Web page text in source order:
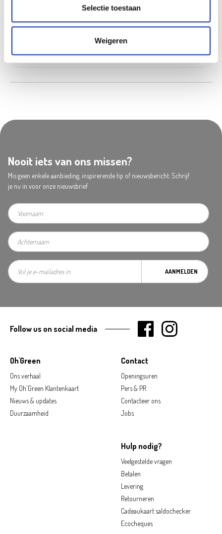
Selectie toestaan
Weigeren
Nooit iets van ons missen?
Mis geen enkele aanbieding, inspirerende tip of nieuwsbericht. Schrijf
je nu in voor onze nieuwsbrief
AANMELDEN
Oh'Green
Ons verhaal
My Oh'Green Klantenkaart
Nieuws & updates
Duurzaamheid
Contact
Openingsuren
Pers & PR
Contacteer ons
Jobs
Hulp nodig?
Veelgestelde vragen
Betalen
Levering
Retourneren
Cadeaukaart saldochecker
Ecocheques
Follow us on social media